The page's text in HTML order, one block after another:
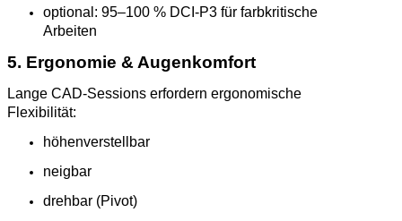
optional: 95–100 % DCI‑P3 für farbkritische
Arbeiten
5. Ergonomie & Augenkomfort
Lange CAD‑Sessions erfordern ergonomische
Flexibilität:
höhenverstellbar
neigbar
drehbar (Pivot)